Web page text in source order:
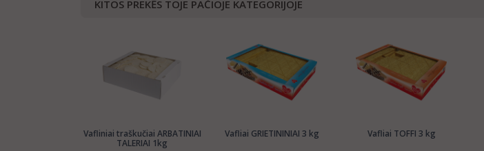
KITOS PREKĖS TOJE PAČIOJE KATEGORIJOJE
Vafliniai traškučiai ARBATINIAI
TALERIAI 1kg
Vafliai GRIETININIAI 3 kg Vafliai TOFFI 3 kg